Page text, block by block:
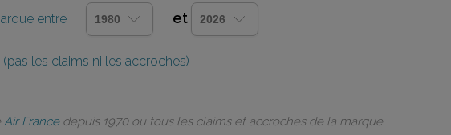
entre et
les claims ni les accroches)
Air Francedepuis 1970 ou tous les claims et accroches de la marque